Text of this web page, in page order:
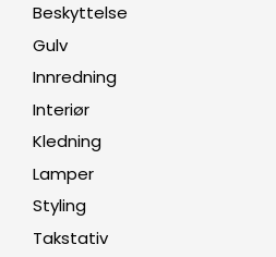
Beskyttelse
Gulv
Innredning
Interiør
Kledning
Lamper
Styling
Takstativ